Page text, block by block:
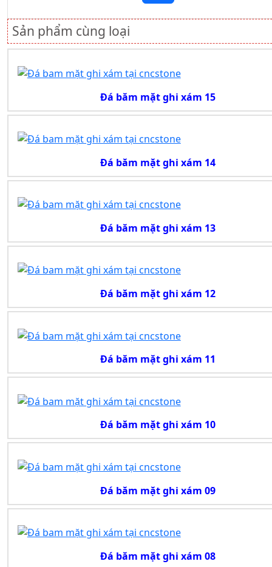
Sản phẩm cùng loại
Đá băm mặt ghi xám 15
Đá băm mặt ghi xám 14
Đá băm mặt ghi xám 13
Đá băm mặt ghi xám 12
Đá băm mặt ghi xám 11
Đá băm mặt ghi xám 10
Đá băm mặt ghi xám 09
Đá băm mặt ghi xám 08